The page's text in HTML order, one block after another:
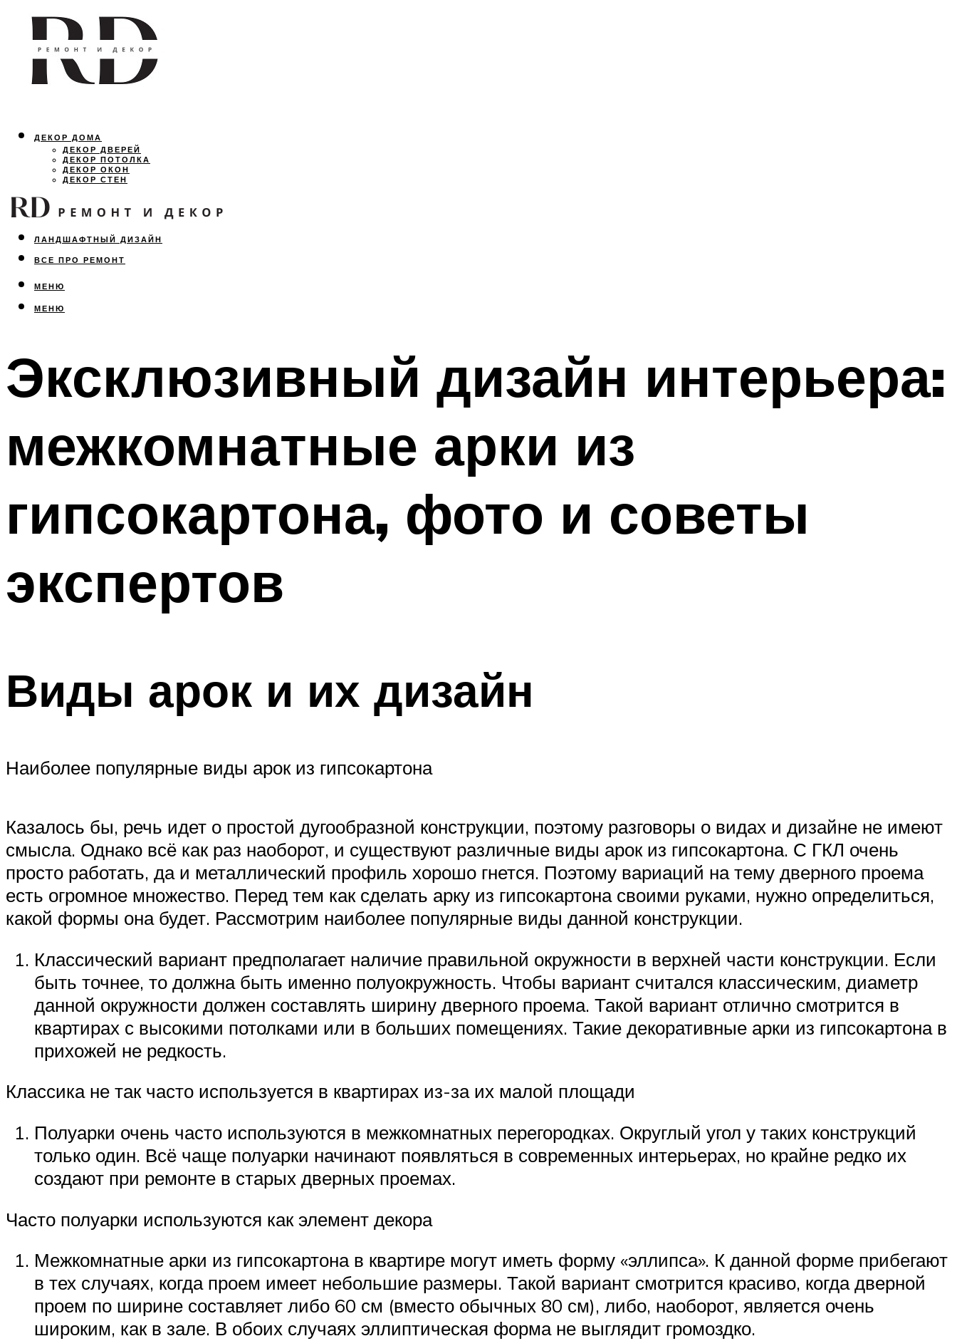
ДЕКОР ДОМА
ДЕКОР ДВЕРЕЙ
ДЕКОР ПОТОЛКА
ДЕКОР ОКОН
ДЕКОР СТЕН
ОСВЕЩЕНИЕ
ДИЗАЙН ИНТЕРЬЕРА
ЛАНДШАФТНЫЙ ДИЗАЙН
ВСЕ ПРО РЕМОНТ
МЕНЮ
МЕНЮ
Эксклюзивный дизайн интерьера:
межкомнатные арки из
гипсокартона, фото и советы
экспертов
Виды арок и их дизайн
Наиболее популярные виды арок из гипсокартона
Казалось бы, речь идет о простой дугообразной конструкции, поэтому разговоры о видах и дизайне не имеют
смысла. Однако всё как раз наоборот, и существуют различные виды арок из гипсокартона. С ГКЛ очень
просто работать, да и металлический профиль хорошо гнется. Поэтому вариаций на тему дверного проема
есть огромное множество. Перед тем как сделать арку из гипсокартона своими руками, нужно определиться,
какой формы она будет. Рассмотрим наиболее популярные виды данной конструкции.
Классический вариант предполагает наличие правильной окружности в верхней части конструкции. Если
быть точнее, то должна быть именно полуокружность. Чтобы вариант считался классическим, диаметр
данной окружности должен составлять ширину дверного проема. Такой вариант отлично смотрится в
квартирах с высокими потолками или в больших помещениях. Такие декоративные арки из гипсокартона в
прихожей не редкость.
Классика не так часто используется в квартирах из-за их малой площади
Полуарки очень часто используются в межкомнатных перегородках. Округлый угол у таких конструкций
только один. Всё чаще полуарки начинают появляться в современных интерьерах, но крайне редко их
создают при ремонте в старых дверных проемах.
Часто полуарки используются как элемент декора
Межкомнатные арки из гипсокартона в квартире могут иметь форму «эллипса». К данной форме прибегают
в тех случаях, когда проем имеет небольшие размеры. Такой вариант смотрится красиво, когда дверной
проем по ширине составляет либо 60 см (вместо обычных 80 см), либо, наоборот, является очень
широким, как в зале. В обоих случаях эллиптическая форма не выглядит громоздко.